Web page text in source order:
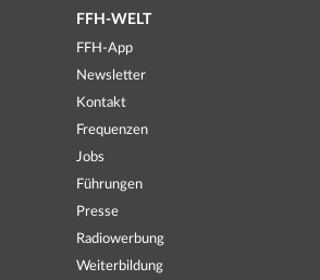
FFH-WELT
FFH-App
Newsletter
Kontakt
Frequenzen
Jobs
Führungen
Presse
Radiowerbung
Weiterbildung